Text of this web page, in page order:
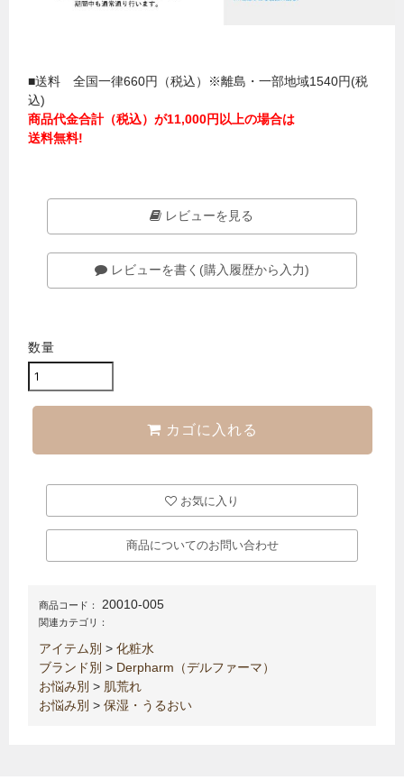
■送料 全国一律660円（税込）※離島・一部地域1540円(税
込)
商品代金合計（税込）が11,000円以上の場合は
送料無料!
レビューを見る
レビューを書く(購入履歴から入力)
数量
カゴに入れる
お気に入り
商品についてのお問い合わせ
商品コード： 20010-005
関連カテゴリ：
アイテム別 > 化粧水
ブランド別 > Derpharm（デルファーマ）
お悩み別 > 肌荒れ
お悩み別 > 保湿・うるおい